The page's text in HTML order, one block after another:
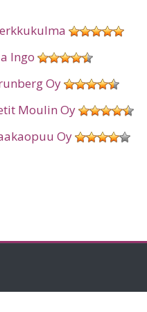
Ingo
Oy
Moulin Oy
Oy